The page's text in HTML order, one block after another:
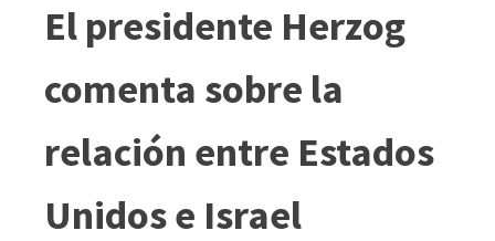
El presidente Herzog
comenta sobre la
relación entre Estados
Unidos e Israel